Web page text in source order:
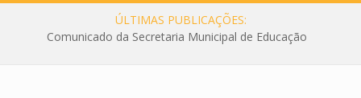
ÚLTIMAS PUBLICAÇÕES:
Comunicado da Secretaria Municipal de Educação